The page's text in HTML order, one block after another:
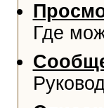
Где